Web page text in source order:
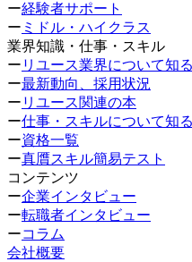
ー経験者サポート
ー ミドル・ハイクラス
業界知識・仕事・スキル
ー リユース業界について知る
ー最新動向、採用状況
ー リユース関連の本
ー仕事・スキルについて知る
ー資格一覧
ー真贋スキル簡易テスト
コンテンツ
ー企業インタビュー
ー転職者インタビュー
ーコラム
会社概要